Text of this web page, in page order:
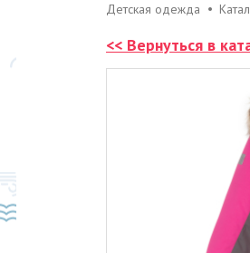
Детская одежда
<< Вернуться в